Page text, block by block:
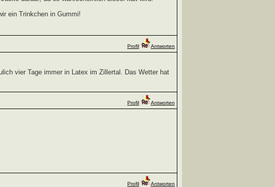
ein Trinkchen in Gummi!
Profil Antworten
vier Tage immer in Latex im Zillertal. Das Wetter hat
Profil Antworten
Profil Antworten